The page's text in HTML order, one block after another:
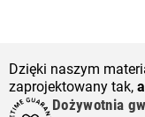
Dzięki naszym
zaprojektowany tak,
Dożywotnia